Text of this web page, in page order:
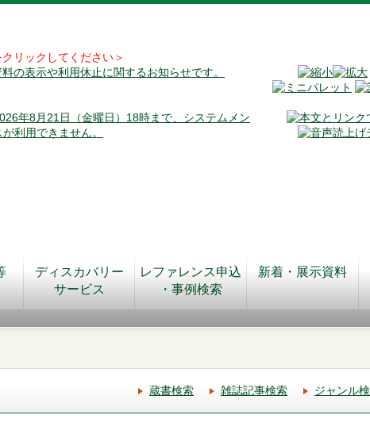
リックしてください＞
の表示や利用休止に関するお知らせです。
年8月21日（金曜日）18時まで、システムメン
利用できません。
ディスカバリー
サービス
レファレンス申込
・事例検索
新着・展示資料
蔵書検索 雑誌記事検索 ジャンル